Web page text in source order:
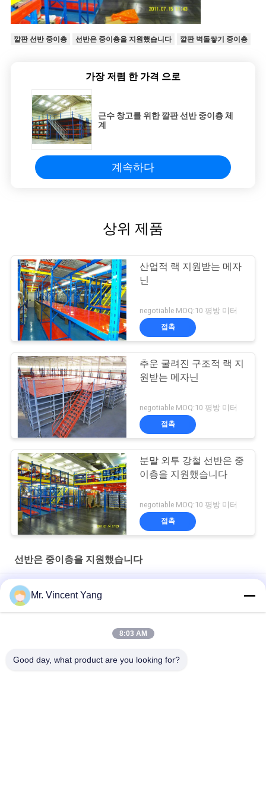
깔판 선반 중이층 선반은 중이층을 지원했습니다 깔판 벽돌쌓기 중이층
가장 저렴 한 가격 으로
근수 창고를 위한 깔판 선반 중이층 체
계
계속하다
상위 제품
산업적 랙 지원받는 메자
닌
negotiable MOQ:10 평방 미터
접촉
추운 굴려진 구조적 랙 지
원받는 메자닌
negotiable MOQ:10 평방 미터
접촉
분말 외투 강철 선반은 중
이층을 지원했습니다
negotiable MOQ:10 평방 미터
접촉
선반은 중이층을 지원했습니다
4000 - 6000mm 산업 선반은 창고를 위한 중이층을 지원했습니다
주문을 받아서 만들어진 냉각 압연한 구조상 선반은 근수를 위한
Mr. Vincent Yang
8:03 AM
Good day, what product are you looking for?